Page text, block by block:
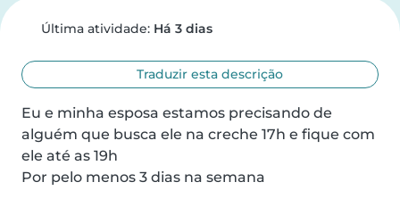
Última atividade: Há 3 dias
Traduzir esta descrição
Eu e minha esposa estamos precisando de
alguém que busca ele na creche 17h e fique com
ele até as 19h
Por pelo menos 3 dias na semana